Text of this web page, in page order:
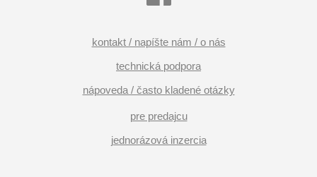
kontakt / napíšte nám / o nás
technická podpora
nápoveda / často kladené otázky
pre predajcu
jednorázová inzercia